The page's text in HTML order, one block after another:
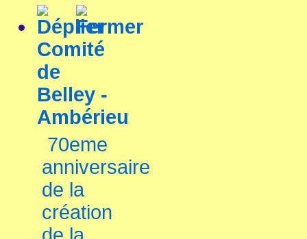
Comité
de
Belley -
Ambérieu
70eme
anniversaire
de la
création